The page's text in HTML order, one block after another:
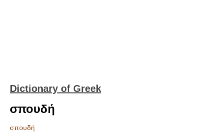
Dictionary of Greek
σπουδή
σπουδή